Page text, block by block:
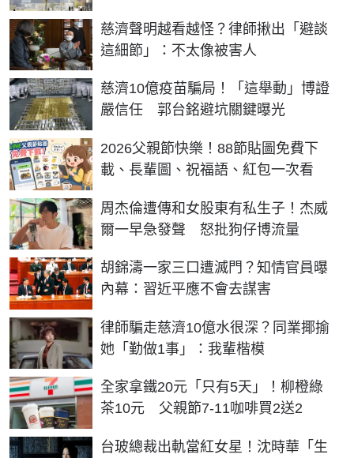
慈濟聲明越看越怪？律師揪出「避談
這細節」：不太像被害人
慈濟10億疫苗騙局！「這舉動」博證
嚴信任 郭台銘避坑關鍵曝光
2026父親節快樂！88節貼圖免費下
載、長輩圖、祝福語、紅包一次看
周杰倫遭傳和女股東有私生子！杰威
爾一早急發聲 怒批狗仔博流量
胡錦濤一家三口遭滅門？知情官員曝
內幕：習近平應不會去謀害
律師騙走慈濟10億水很深？同業揶揄
她「勤做1事」：我輩楷模
全家拿鐵20元「只有5天」！柳橙綠
茶10元 父親節7-11咖啡買2送2
台玻總裁出軌當紅女星！沈時華「生